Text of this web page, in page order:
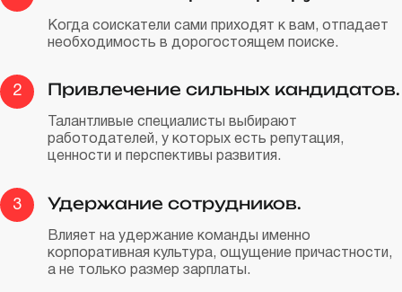
Когда соискатели сами приходят к вам, отпадает
необходимость в дорогостоящем поиске.
2 Привлечение сильных кандидатов.
Талантливые специалисты выбирают
работодателей, у которых есть репутация,
ценности и перспективы развития.
3 Удержание сотрудников.
Влияет на удержание команды именно
корпоративная культура, ощущение причастности,
а не только размер зарплаты.